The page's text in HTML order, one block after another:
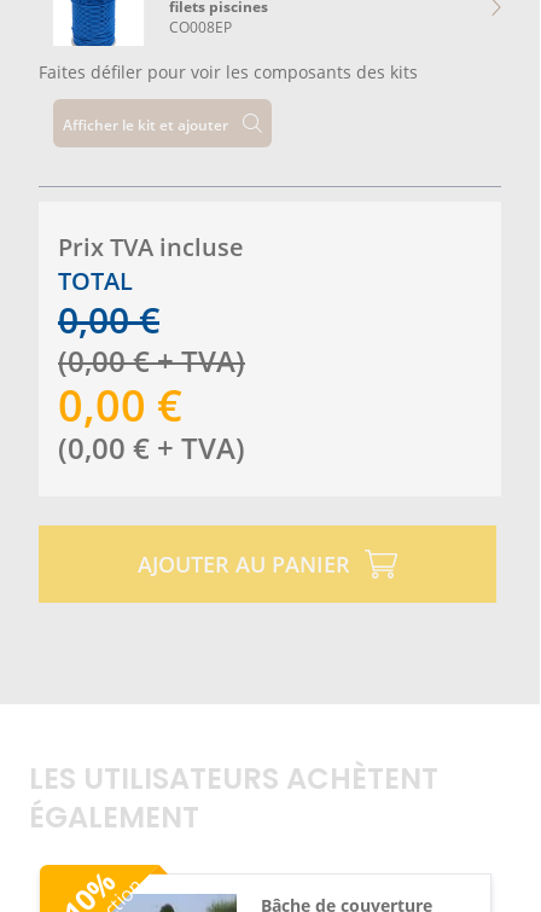
filets piscines
CO008EP
Faites défiler pour voir les composants des kits
Afficher le kit et ajouter
Prix ​​TVA incluse
TOTAL
0,00 €
(0,00€+ TVA)
0,00 €
(0,00 € + TVA)
AJOUTER AU PANIER
LES UTILISATEURS ACHÈTENT
ÉGALEMENT
%
Bâche de couverture